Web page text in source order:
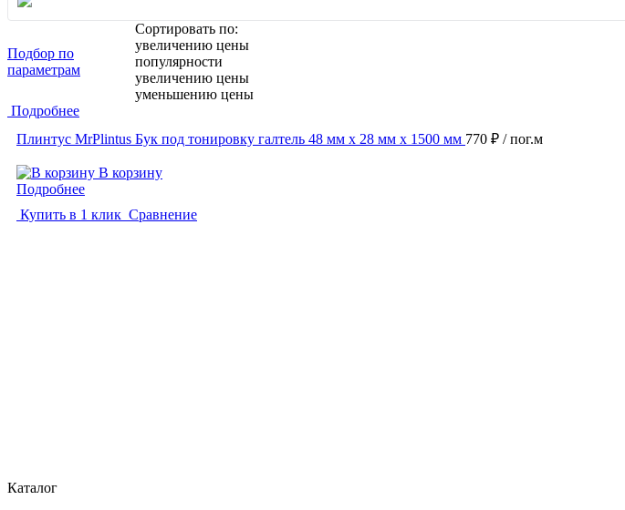
Подбор по
параметрам
Сортировать по:
увеличению цены
популярности
увеличению цены
уменьшению цены
Подробнее
Плинтус MrPlintus Бук под тонировку галтель 48 мм х 28 мм х 1500 мм 770 ₽ / пог.м
В корзину
Подробнее
Купить в 1 клик Сравнение
Каталог